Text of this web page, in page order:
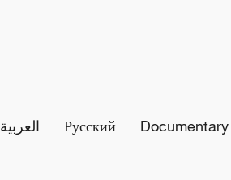
العربية Русский Documentary